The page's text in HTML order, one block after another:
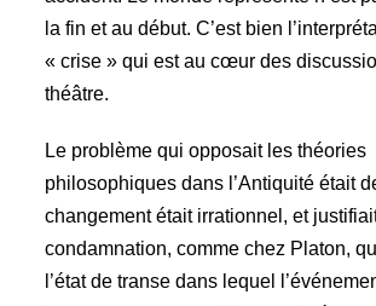
la fin et au début. C’est bien
« crise » qui est au cœur des
théâtre.
Le problème qui opposait les théories
philosophiques dans l’Antiquité était
changement était irrationnel, et
condamnation, comme chez Platon,
l’état de transe dans lequel